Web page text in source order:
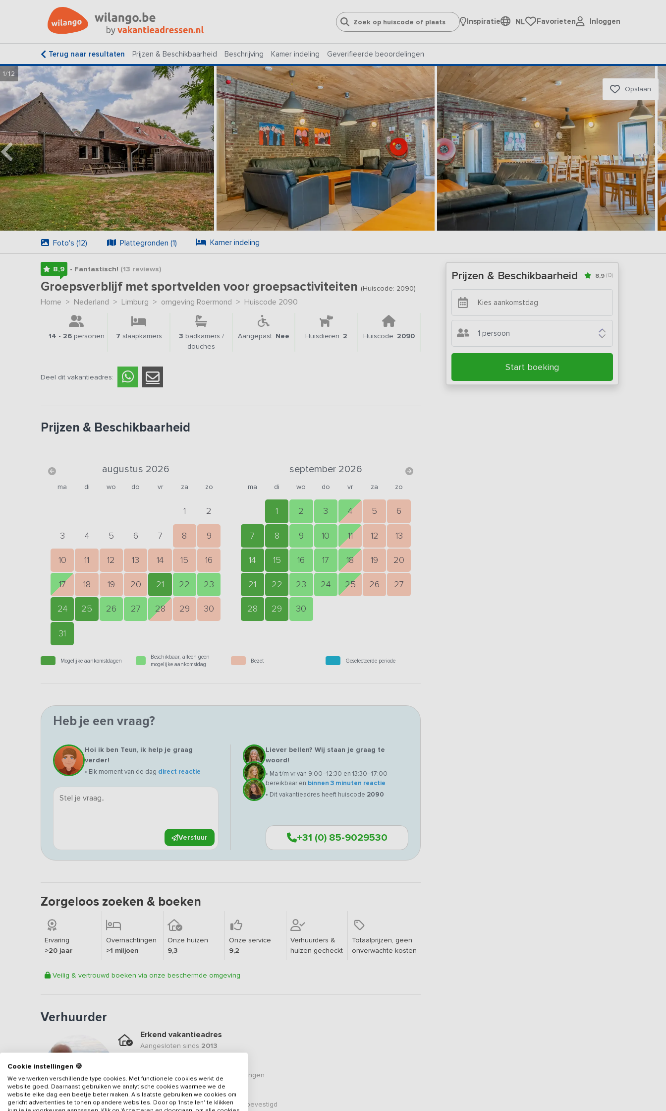
Inspiratie NL Favorieten Inloggen
Terug naar resultaten Prijzen & Beschikbaarheid Beschrijving Kamer indeling Geverifieerde beoordelingen
1/12
Opslaan
Foto's (12) Plattegronden (1) Kamer indeling
8,9 • Fantastisch! (13 reviews)
Groepsverblijf met sportvelden voor groepsactiviteiten (Huiscode: 2090)
Home > Nederland > Limburg > omgeving Roermond > Huiscode 2090
14 - 26personen 7 slaapkamers 3 badkamers /
douches
Aangepast: Nee Huisdieren: 2 Huiscode: 2090
Deel dit vakantieadres:
Prijzen & Beschikbaarheid
augustus 2026
ma di wo do vr za zo
1 2
3 4 5 6 7 8 9
10 11 12 13 14 15 16
17 18 19 20 21 22 23
24 25 26 27 28 29 30
31
september 2026
ma di wo do vr za zo
1 2 3 4 5 6
7 8 9 10 11 12 13
14 15 16 17 18 19 20
21 22 23 24 25 26 27
28 29 30
Mogelijke aankomstdagen
Beschikbaar, alleen geen
mogelijke aankomstdag
Bezet Geselecteerde periode
Heb je een vraag?
Hoi ik ben Teun, ik help je graag
verder!
• Elk moment van de dag direct reactie
Verstuur
Liever bellen? Wij staan je graag te
woord!
• Ma t/m vr van 9:00–12:30 en 13:30–17:00
bereikbaar en binnen 3 minuten reactie
• Dit vakantieadres heeft huiscode 2090
+31 (0) 85-9029530
Zorgeloos zoeken & boeken
Ervaring
>20 jaar
Overnachtingen
>1 miljoen
Onze huizen
9,3
Onze service
9,2
Verhuurders &
huizen gecheckt
Totaalprijzen, geen
onverwachte kosten
Veilig & vertrouwd boeken via onze beschermde omgeving
Verhuurder
Erkend vakantieadres
Aangesloten sinds 2013
Een 8.9 op basis van 13 beoordelingen
Veilig & vertrouwd
Gegevens van de verhuurder zijn bevestigd
Prijzen & Beschikbaarheid 8,9 (13)
1 persoon
Start boeking
Cookie instellingen 🍪
We verwerken verschillende type cookies. Met functionele cookies werkt de
website goed. Daarnaast gebruiken we analytische cookies waarmee we de
website elke dag een beetje beter maken. Als laatste gebruiken we cookies om
gericht advertenties te tonen op andere websites. Door op 'Instellen' te klikken